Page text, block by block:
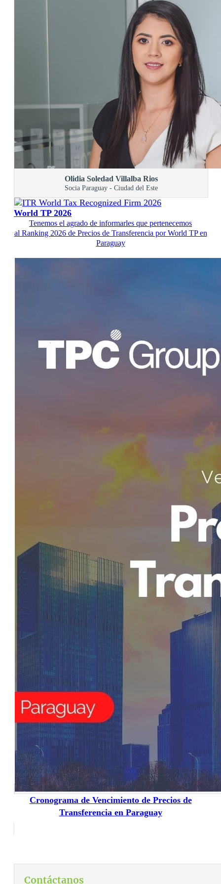
Olidia Soledad Villalba Rios
Socia Paraguay - Ciudad del Este
World TP 2026
Tenemos el agrado de informarles que pertenecemos
al Ranking 2026 de Precios de Transferencia por World TP en
Paraguay
Cronograma de Vencimiento de Precios de
Transferencia en Paraguay
Contáctanos